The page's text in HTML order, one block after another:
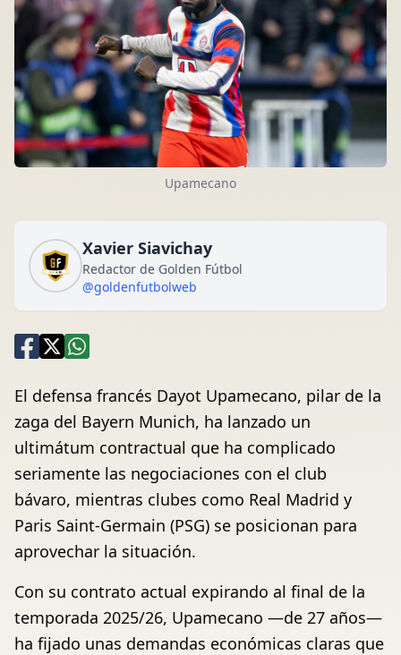
Upamecano
Xavier Siavichay
Redactor de Golden Fútbol
@goldenfutbolweb
El defensa francés Dayot Upamecano, pilar de la
zaga del Bayern Munich, ha lanzado un
ultimátum contractual que ha complicado
seriamente las negociaciones con el club
bávaro, mientras clubes como Real Madrid y
Paris Saint-Germain (PSG) se posicionan para
aprovechar la situación.
Con su contrato actual expirando al final de la
temporada 2025/26, Upamecano —de 27 años—
ha fijado unas demandas económicas claras que